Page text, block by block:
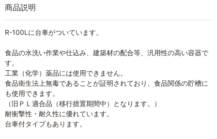
商品説明
R-100Lに台車がついています。
食品の水洗い作業や仕込み、建築材の配合等、汎用性の高い容器で
す。
工業（化学）薬品には使用できません。
食品衛生法上無毒であることが証明されており、食品関係の貯槽に
も使用できます。
（旧ＰＬ適合品（移行措置期間中）となります。）
耐衝撃性・耐久性に優れています。
台車付タイプもあります。